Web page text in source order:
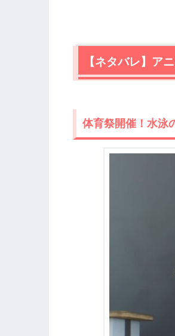
【ネタバレ】ア
体育祭開催！水泳